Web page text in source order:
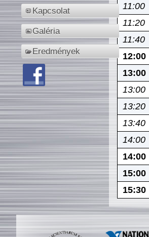
Kapcsolat
Galéria
Eredmények
11:00
11:20
11:40
12:00
13:00
13:00
13:20
13:40
14:00
14:00
15:00
15:30